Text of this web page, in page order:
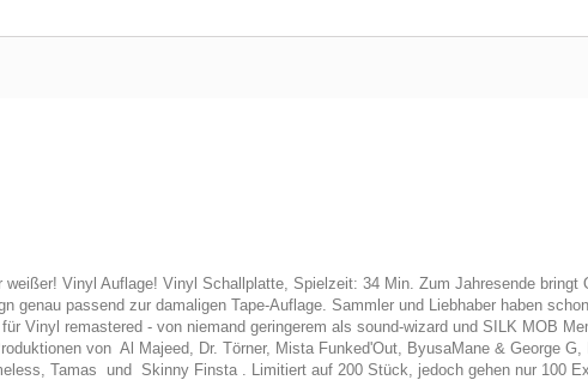
Vinyl Auflage! Vinyl Schallplatte, Spielzeit: 34 Min. Zum Jahresende
genau passend zur damaligen Tape-Auflage. Sammler und Liebhaber haben
Vinyl remastered - von niemand geringerem als sound-wizard und SILK MOB
von Al Majeed, Dr. Törner, Mista Funked'Out, ByusaMane & George
Tamas und Skinny Finsta . Limitiert auf 200 Stück, jedoch gehen nur 100